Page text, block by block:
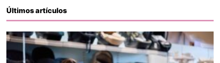
Últimos artículos